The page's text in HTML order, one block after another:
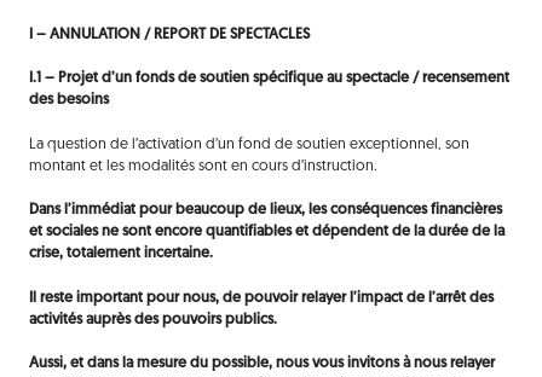
I – ANNULATION / REPORT DE SPECTACLES
I.1 – Projet d’un fonds de soutien spécifique au spectacle / recensement
des besoins
La question de l’activation d’un fond de soutien exceptionnel, son
montant et les modalités sont en cours d’instruction.
Dans l’immédiat pour beaucoup de lieux, les conséquences financières
et sociales ne sont encore quantifiables et dépendent de la durée de la
crise, totalement incertaine.
Il reste important pour nous, de pouvoir relayer l’impact de l’arrêt des
activités auprès des pouvoirs publics.
Aussi, et dans la mesure du possible, nous vous invitons à nous relayer